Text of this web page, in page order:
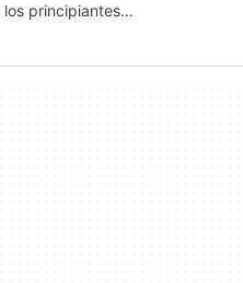
los principiantes…